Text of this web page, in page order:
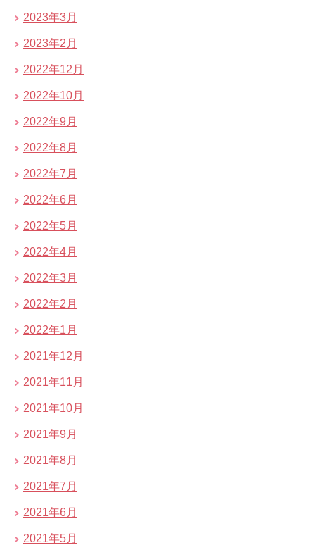
2023年3月
2023年2月
2022年12月
2022年10月
2022年9月
2022年8月
2022年7月
2022年6月
2022年5月
2022年4月
2022年3月
2022年2月
2022年1月
2021年12月
2021年11月
2021年10月
2021年9月
2021年8月
2021年7月
2021年6月
2021年5月